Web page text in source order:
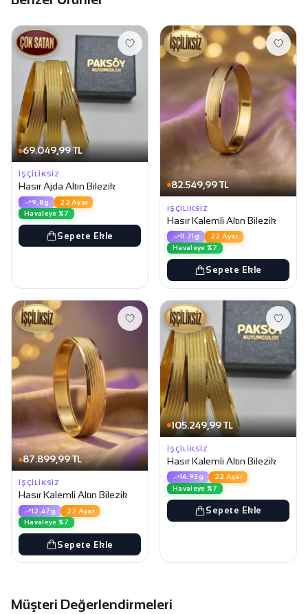
69.049,99 TL
İŞÇILIKSIZ
Hasır Ajda Altın Bilezik
9.8g
22 Ayar
Havaleye %7
Sepete Ekle
82.549,99 TL
İŞÇILIKSIZ
Hasır Kalemli Altın Bilezik
11.71g
22 Ayar
Havaleye %7
Sepete Ekle
87.899,99 TL
İŞÇILIKSIZ
Hasır Kalemli Altın Bilezik
12.47g
22 Ayar
Havaleye %7
Sepete Ekle
105.249,99 TL
İŞÇILIKSIZ
Hasır Kalemli Altın Bilezik
14.93g
22 Ayar
Havaleye %7
Sepete Ekle
Müşteri Değerlendirmeleri